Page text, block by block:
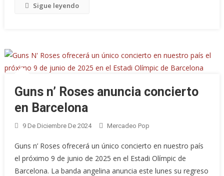
Sigue leyendo
Guns n’ Roses anuncia concierto
en Barcelona
9 De Diciembre De 2024 Mercadeo Pop
Guns n’ Roses ofrecerá un único concierto en nuestro país
el próximo 9 de junio de 2025 en el Estadi Olímpic de
Barcelona. La banda angelina anuncia este lunes su regreso